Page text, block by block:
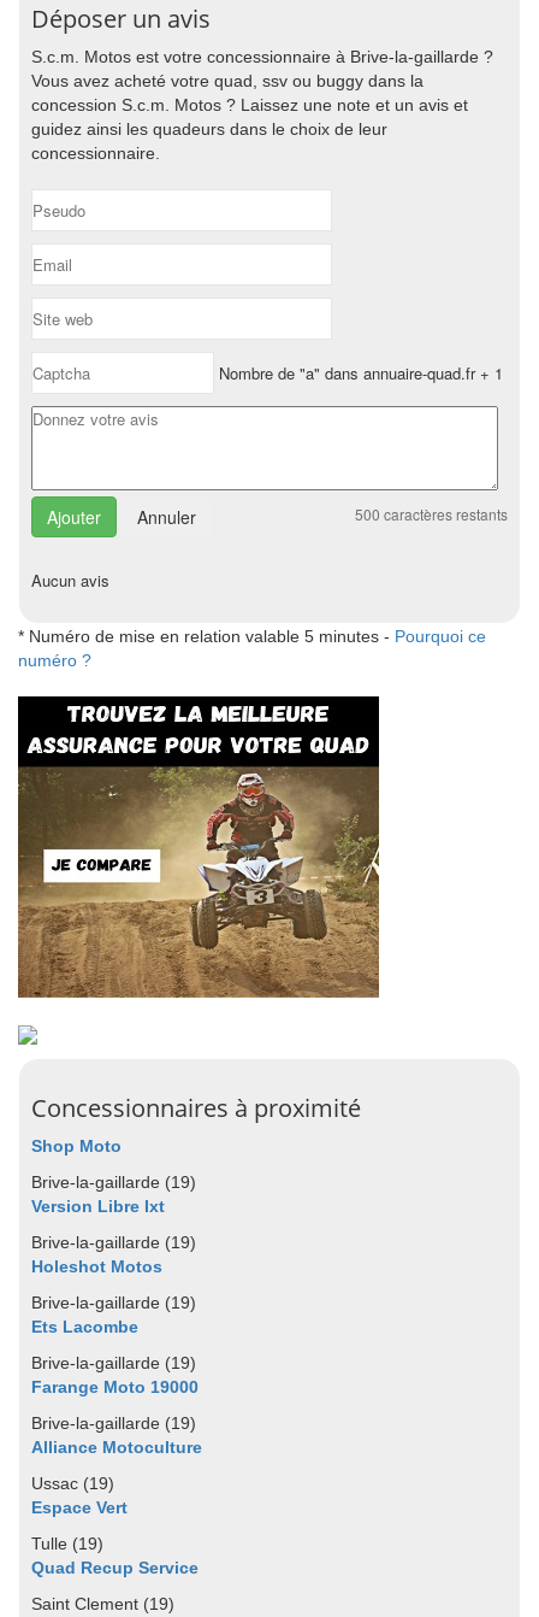
Déposer un avis
S.c.m. Motos est votre concessionnaire à Brive-la-gaillarde ?
Vous avez acheté votre quad, ssv ou buggy dans la
concession S.c.m. Motos ? Laissez une note et un avis et
guidez ainsi les quadeurs dans le choix de leur
concessionnaire.
Nombre de "a" dans annuaire-quad.fr + 1
Annuler 500 caractères restants
Aucun avis
* Numéro de mise en relation valable 5 minutes - Pourquoi ce
numéro ?
Concessionnaires à proximité
Shop Moto
Brive-la-gaillarde (19)
Version Libre Ixt
Brive-la-gaillarde (19)
Holeshot Motos
Brive-la-gaillarde (19)
Ets Lacombe
Brive-la-gaillarde (19)
Farange Moto 19000
Brive-la-gaillarde (19)
Alliance Motoculture
Ussac (19)
Espace Vert
Tulle (19)
Quad Recup Service
Saint Clement (19)